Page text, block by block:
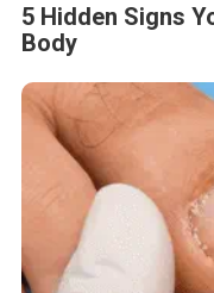
5 Hidden Signs
Body